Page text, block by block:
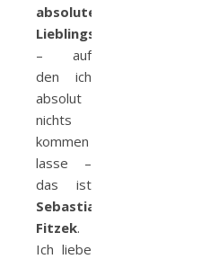
absoluter
Lieblingsautor
– auf
den ich
absolut
nichts
kommen
lasse –
das ist
Sebastian
Fitzek.
Ich liebe